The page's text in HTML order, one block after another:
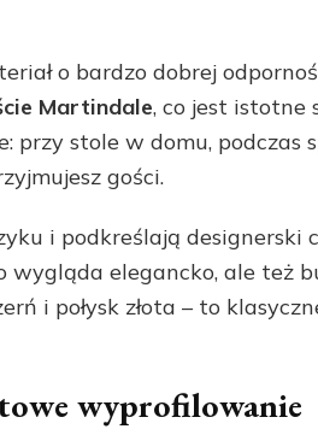
o bardzo dobrej
Martindale, co jest istotne
przy stole w domu, podczas
gości.
i podkreślają
elegancko, ale też
i połysk złota – to
wyprofilowanie